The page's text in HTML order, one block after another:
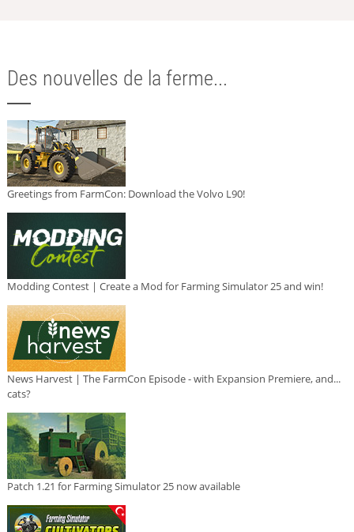
Des nouvelles de la ferme...
Greetings from FarmCon: Download the Volvo L90!
Modding Contest | Create a Mod for Farming Simulator 25 and win!
News Harvest | The FarmCon Episode - with Expansion Premiere, and...
cats?
Patch 1.21 for Farming Simulator 25 now available